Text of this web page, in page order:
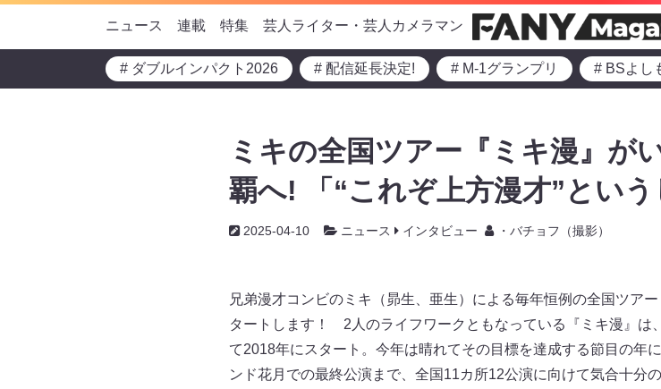
ニュース 連載 特集 芸人ライター・芸人カメラマン
# ダブルインパクト2026 # 配信延長決定! # M-1グランプリ # BSよし
ミキの全国ツアー『ミキ漫』が
覇へ! 「“これぞ上方漫才”という
2025-04-10 ニュース インタビュー ・バチョフ（撮影）
兄弟漫才コンビのミキ（昴生、亜生）による毎年恒例の全国ツア
タートします！ 2人のライフワークともなっている『ミキ漫』は
て2018年にスタート。今年は晴れてその目標を達成する節目の年
ンド花月での最終公演まで、全国11カ所12公演に向けて気合十分